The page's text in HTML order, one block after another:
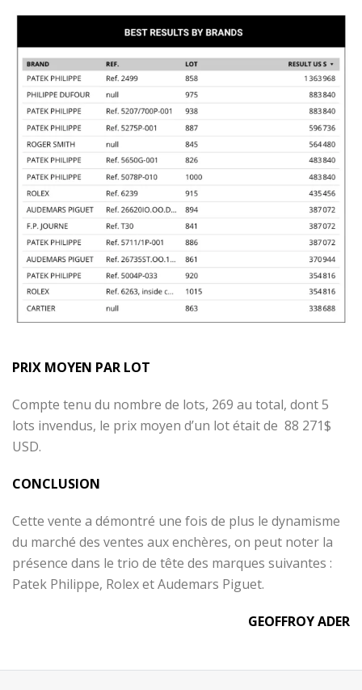
PRIX MOYEN PAR LOT
Compte tenu du nombre de lots, 269 au total, dont 5
lots invendus, le prix moyen d’un lot était de 88 271$
USD.
CONCLUSION
Cette vente a démontré une fois de plus le dynamisme
du marché des ventes aux enchères, on peut noter la
présence dans le trio de tête des marques suivantes :
Patek Philippe, Rolex et Audemars Piguet.
GEOFFROY ADER